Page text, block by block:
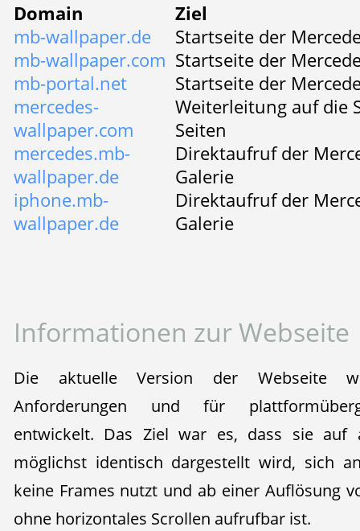
Domain
Ziel
mb-wallpaper.de
Startseite der
mb-wallpaper.com Startseite der
mb-portal.net
Startseite der
mercedes-
wallpaper.com
Weiterleitung auf die
Seiten
mercedes.mb-
wallpaper.de
Direktaufruf der
Galerie
iphone.mb-
wallpaper.de
Direktaufruf der
Galerie
Informationen zur Webseite
Die aktuelle Version der Webseite
Anforderungen und für
entwickelt. Das Ziel war es, dass sie auf
möglichst identisch dargestellt wird, sich
keine Frames nutzt und ab einer Auflösung
ohne horizontales Scrollen aufrufbar ist.